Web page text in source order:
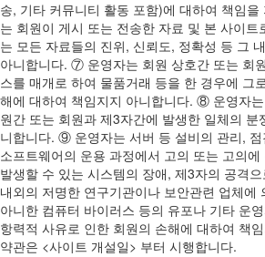
송, 기타 커뮤니티 활동 포함)에 대하여 책임
는 회원이 게시 또는 전송한 자료 및 본 사이트
는 모든 자료들의 진위, 신뢰도, 정확성 등 그
아니합니다. ⑦ 운영자는 회원 상호간 또는 회
스를 매개로 하여 물품거래 등을 한 경우에 그
해에 대하여 책임지지 아니합니다. ⑧ 운영자
원간 또는 회원과 제3자간에 발생한 일체의
니합니다. ⑨ 운영자는 서버 등 설비의 관리,
소프트웨어의 운용 과정에서 고의 또는 고의
발생할 수 있는 시스템의 장애, 제3자의 공격
내외의 저명한 연구기관이나 보안관련 업체에
아니한 컴퓨터 바이러스 등의 유포나 기타 운
항력적 사유로 인한 회원의 손해에 대하여 책
약관은 <사이트 개설일> 부터 시행합니다.